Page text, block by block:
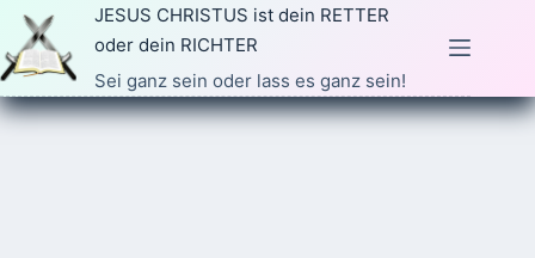
Zum
Inhalt
springen
JESUS CHRISTUS ist dein RETTER
oder dein RICHTER
Sei ganz sein oder lass es ganz sein!